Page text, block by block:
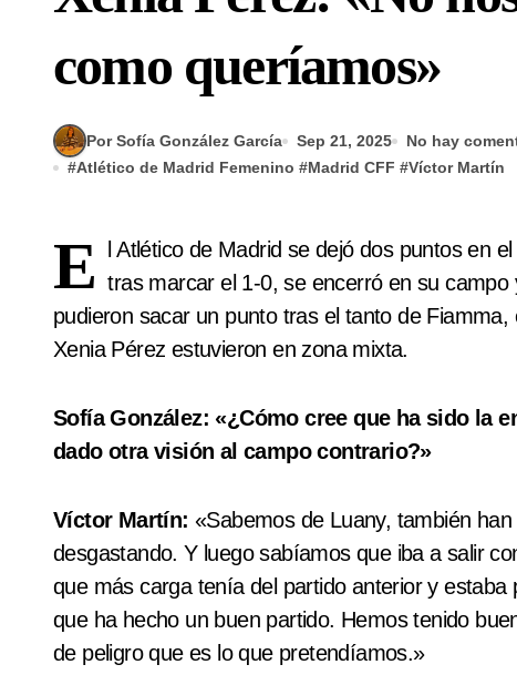
como queríamos»
Por Sofía González García Sep 21, 2025
No hay
#Atlético de Madrid Femenino #Madrid CFF #Víctor Martín
E
l Atlético de Madrid se dejó dos puntos en
tras marcar el 1-0, se encerró en su
pudieron sacar un punto tras el tanto de
Xenia Pérez estuvieron en zona mixta.
Sofía González: «¿Cómo cree que ha sido la
dado otra visión al campo contrario?»
Víctor Martín: «Sabemos de Luany, también
desgastando. Y luego sabíamos que iba a salir
que más carga tenía del partido anterior y
que ha hecho un buen partido. Hemos tenido
de peligro que es lo que pretendíamos.»